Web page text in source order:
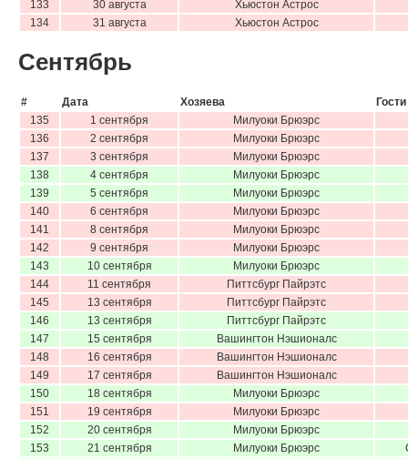
133
30 августа
Хьюстон Астрос
134
31 августа Хьюстон Астрос
Сентябрь
# Дата Хозяева
Гости
135
1 сентября
Милуоки Брюэрс
136
2 сентября
Милуоки Брюэрс
137
3 сентября
Милуоки Брюэрс
138
4 сентября
Милуоки Брюэрс
139
5 сентября
Милуоки Брюэрс
140
6 сентября
Милуоки Брюэрс
141
8 сентября
Милуоки Брюэрс
142
9 сентября
Милуоки Брюэрс
143
10 сентября
Милуоки Брюэрс
144
11 сентября
Питтсбург Пайрэтс
145
13 сентября
Питтсбург Пайрэтс
146
13 сентября
Питтсбург Пайрэтс
147
15 сентября
Вашингтон Нэшионалс
148
16 сентября
Вашингтон Нэшионалс
149
17 сентября
Вашингтон Нэшионалс
150
18 сентября
Милуоки Брюэрс
151
19 сентября
Милуоки Брюэрс
152
20 сентября
Милуоки Брюэрс
153
21 сентября Милуоки Брюэрс